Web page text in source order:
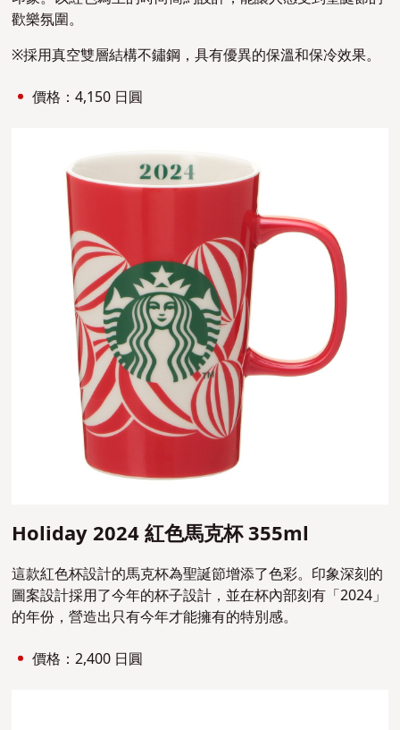
歡樂氛圍。
※採用真空雙層結構不鏽鋼，具有優異的保溫和保冷效果。
價格：4,150 日圓
Holiday 2024 紅色馬克杯 355ml
這款紅色杯設計的馬克杯為聖誕節增添了色彩。印象深刻的
圖案設計採用了今年的杯子設計，並在杯內部刻有「2024」
的年份，營造出只有今年才能擁有的特別感。
價格：2,400 日圓